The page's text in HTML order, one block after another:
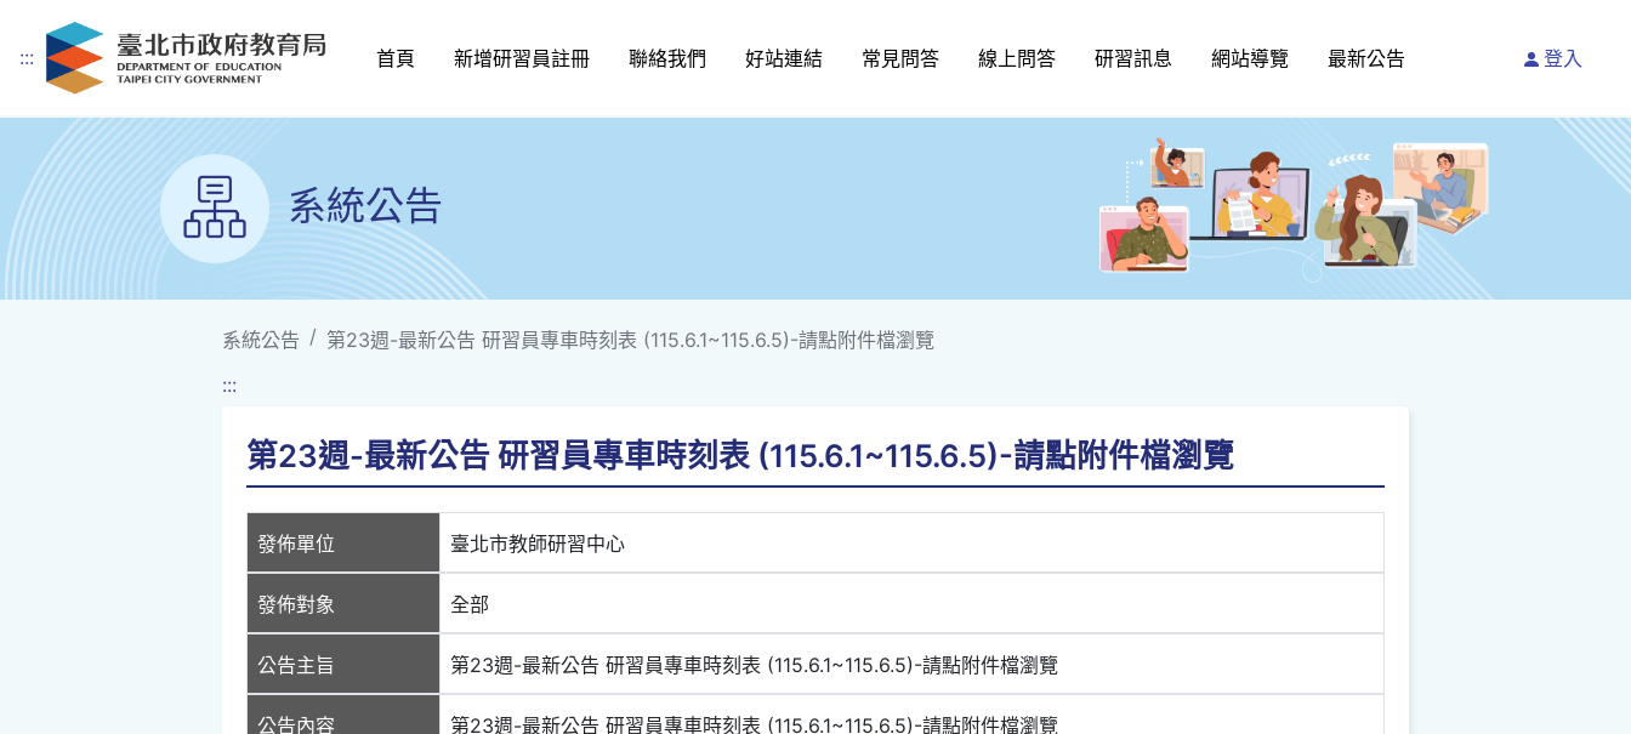
跳到主要內容
::: 首頁 新增研習員註冊 聯絡我們 好站連結 常見問答 線上問答 研習訊息 網站導覽 最新公告 登入
系統公告
系統公告
第23週-最新公告 研習員專車時刻表 (115.6.1~115.6.5)-請點附件檔瀏覽
:::
第23週-最新公告 研習員專車時刻表 (115.6.1~115.6.5)-請點附件檔瀏覽
發佈單位 臺北市教師研習中心
發佈對象 全部
公告主旨 第23週-最新公告 研習員專車時刻表 (115.6.1~115.6.5)-請點附件檔瀏覽
公告內容 第23週-最新公告 研習員專車時刻表 (115.6.1~115.6.5)-請點附件檔瀏覽